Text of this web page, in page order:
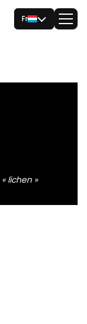
Fr
« lichen »